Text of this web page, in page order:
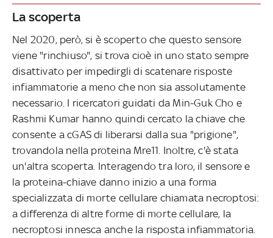
La scoperta
Nel 2020, però, si è scoperto che questo sensore
viene "rinchiuso", si trova cioè in uno stato sempre
disattivato per impedirgli di scatenare risposte
infiammatorie a meno che non sia assolutamente
necessario. I ricercatori guidati da Min-Guk Cho e
Rashmi Kumar hanno quindi cercato la chiave che
consente a cGAS di liberarsi dalla sua "prigione",
trovandola nella proteina Mre11. Inoltre, c'è stata
un'altra scoperta. Interagendo tra loro, il sensore e
la proteina-chiave danno inizio a una forma
specializzata di morte cellulare chiamata necroptosi:
a differenza di altre forme di morte cellulare, la
necroptosi innesca anche la risposta infiammatoria.